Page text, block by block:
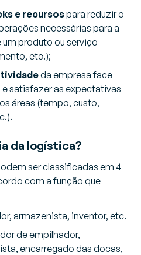
e recursospara reduzir o
necessárias para a
produto ou serviço
etc.);
da empresa face
satisfazer as expectativas
áreas (tempo, custo,
da logística?
ser classificadas em 4
com a função que
armazenista, inventor, etc.
de empilhador,
encarregado das docas,